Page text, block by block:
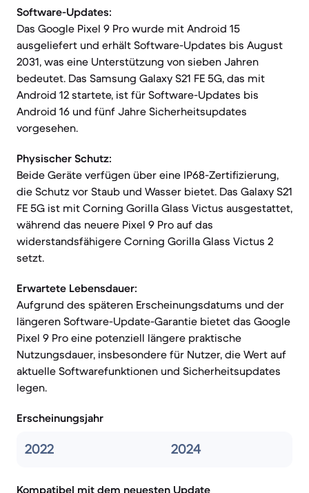
Software-Updates:
Das Google Pixel 9 Pro wurde mit Android 15
ausgeliefert und erhält Software-Updates bis August
2031, was eine Unterstützung von sieben Jahren
bedeutet. Das Samsung Galaxy S21 FE 5G, das mit
Android 12 startete, ist für Software-Updates bis
Android 16 und fünf Jahre Sicherheitsupdates
vorgesehen.
Physischer Schutz:
Beide Geräte verfügen über eine IP68-Zertifizierung,
die Schutz vor Staub und Wasser bietet. Das Galaxy S21
FE 5G ist mit Corning Gorilla Glass Victus ausgestattet,
während das neuere Pixel 9 Pro auf das
widerstandsfähigere Corning Gorilla Glass Victus 2
setzt.
Erwartete Lebensdauer:
Aufgrund des späteren Erscheinungsdatums und der
längeren Software-Update-Garantie bietet das Google
Pixel 9 Pro eine potenziell längere praktische
Nutzungsdauer, insbesondere für Nutzer, die Wert auf
aktuelle Softwarefunktionen und Sicherheitsupdates
legen.
Erscheinungsjahr
2022 2024
Kompatibel mit dem neuesten Update